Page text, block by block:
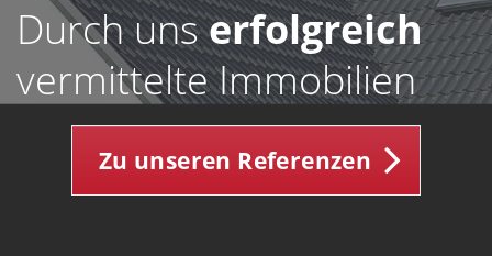
Durch unserfolgreich
vermittelte Immobilien
Zu unseren Referenzen